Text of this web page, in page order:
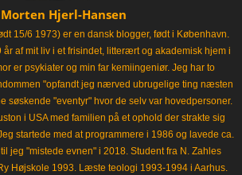
Morten Hjerl-Hansen
15/6 1973) er en dansk blogger, født i København.
år af mit liv i et frisindet, litterært og akademisk hjem i
er psykiater og min far kemiingeniør. Jeg har to
"opfandt jeg nærved ubrugelige ting næsten
søskende "eventyr" hvor de selv var hovedpersoner.
i USA med familien på et ophold der strakte sig
startede med at programmere i 1986 og lavede ca.
jeg "mistede evnen" i 2018. Student fra N. Zahles
Højskole 1993. Læste teologi 1993-1994 i Aarhus.